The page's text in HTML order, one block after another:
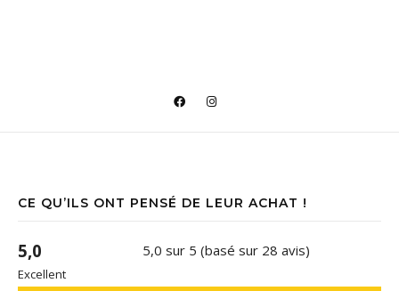
CE QU’ILS ONT PENSÉ DE LEUR ACHAT !
5,0 5,0 sur 5 (basé sur 28 avis)
Excellent